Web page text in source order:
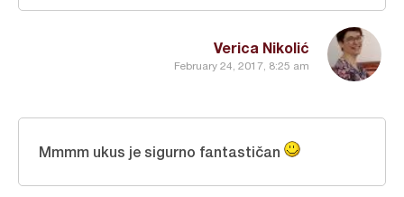
Verica Nikolić
February 24, 2017, 8:25 am
Mmmm ukus je sigurno fantastičan